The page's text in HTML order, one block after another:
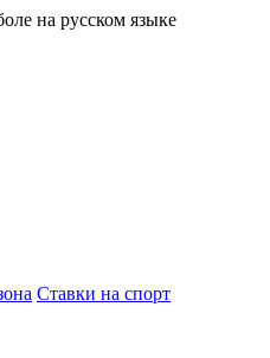
на русском языке
Ставки на спорт